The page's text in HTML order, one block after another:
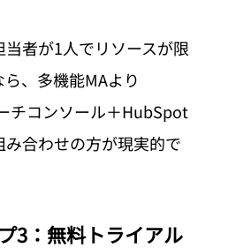
当者が1人でリソースが限
、多機能MAより
チコンソール＋HubSpot
み合わせの方が現実的で
3：無料トライアル